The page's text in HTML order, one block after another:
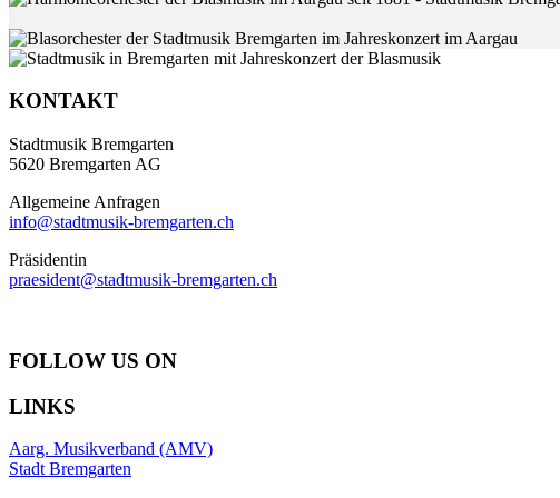
KONTAKT
Stadtmusik Bremgarten
5620 Bremgarten AG
Allgemeine Anfragen
info@stadtmusik-bremgarten.ch
Präsidentin
praesident@stadtmusik-bremgarten.ch
FOLLOW US ON
LINKS
Aarg. Musikverband (AMV)
Stadt Bremgarten